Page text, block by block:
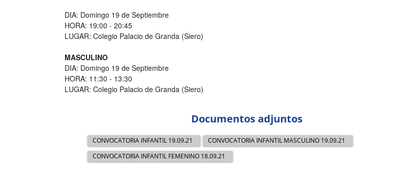
DIA: Domingo 19 de Septiembre
HORA: 19:00 - 20:45
LUGAR: Colegio Palacio de Granda (Siero)
MASCULINO
DIA: Domingo 19 de Septiembre
HORA: 11:30 - 13:30
LUGAR: Colegio Palacio de Granda (Siero)
Documentos adjuntos
CONVOCATORIA INFANTIL 19.09.21
CONVOCATORIA INFANTIL MASCULINO 19.09.21
CONVOCATORIA INFANTIL FEMENINO 18.09.21